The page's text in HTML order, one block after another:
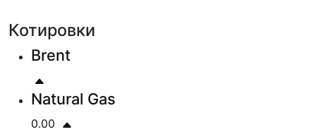
Котировки
Brent
Natural Gas
0.00